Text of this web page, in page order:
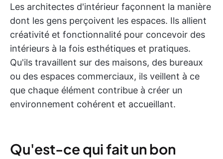
Les architectes d'intérieur façonnent la manière
dont les gens perçoivent les espaces. Ils allient
créativité et fonctionnalité pour concevoir des
intérieurs à la fois esthétiques et pratiques.
Qu'ils travaillent sur des maisons, des bureaux
ou des espaces commerciaux, ils veillent à ce
que chaque élément contribue à créer un
environnement cohérent et accueillant.
Qu'est-ce qui fait un bon